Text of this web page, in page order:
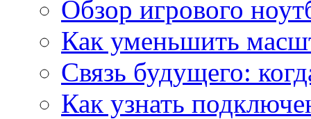
Обзор игрового
Как уменьшить
Связь будущего:
Как узнать